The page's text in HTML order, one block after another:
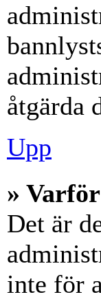
åtgärda
Upp
»
Det är
inte för